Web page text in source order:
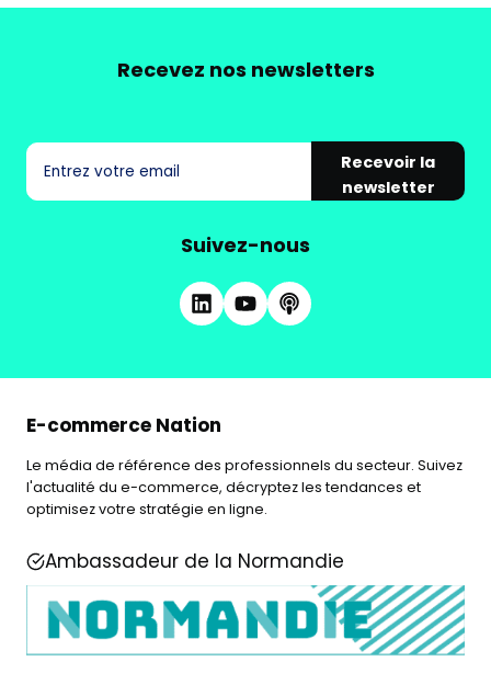
Recevez nos newsletters
Recevoir la
newsletter
Suivez-nous
E-commerce Nation
Le média de référence des professionnels du secteur. Suivez
l'actualité du e-commerce, décryptez les tendances et
optimisez votre stratégie en ligne.
Ambassadeur de la Normandie